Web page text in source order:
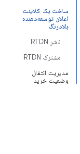
ساخت یک کلاینت
اعلان توسعه‌دهنده
بلادرنگ
ناشر RTDN
مشترک RTDN
مدیریت انتقال
وضعیت خرید